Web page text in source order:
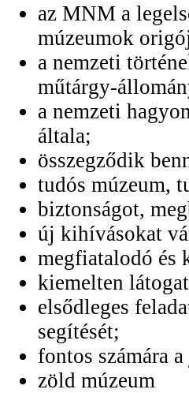
az MNM a
múzeumok
a nemzeti
műtárgy-
a nemzeti
általa;
összegződik
tudós múzeum,
biztonságot,
új kihívásokat
megfiatalodó és
kiemelten
elsődleges
segítését;
fontos számára
zöld múzeum